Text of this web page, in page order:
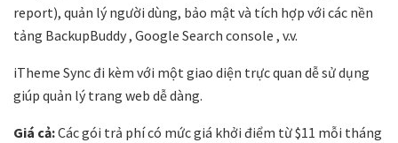
report), quản lý người dùng, bảo mật và tích hợp với các nền
tảng BackupBuddy , Google Search console , v.v.
iTheme Sync đi kèm với một giao diện trực quan dễ sử dụng
giúp quản lý trang web dễ dàng.
Giá cả:Các gói trả phí có mức giá khởi điểm từ $11 mỗi tháng